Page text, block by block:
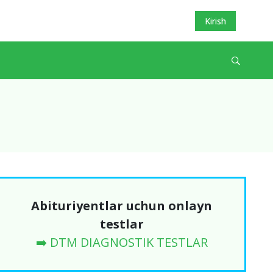
Kirish
Abituriyentlar uchun onlayn
testlar
➡️ DTM DIAGNOSTIK TESTLAR